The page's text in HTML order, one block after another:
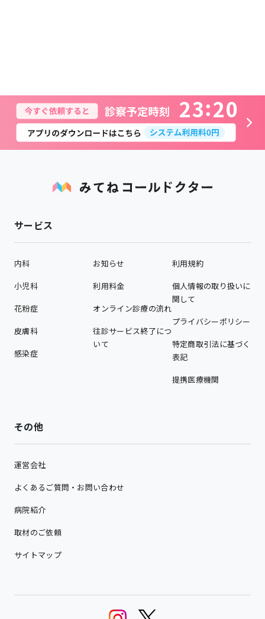
23 20
サービス
内科
小児科
花粉症
皮膚科
感染症
お知らせ
利用料金
オンライン診療の流れ
往診サービス終了につ
いて
利用規約
個人情報の取り扱いに
関して
プライバシーポリシー
特定商取引法に基づく
表記
提携医療機関
その他
運営会社
よくあるご質問・お問い合わせ
病院紹介
取材のご依頼
サイトマップ